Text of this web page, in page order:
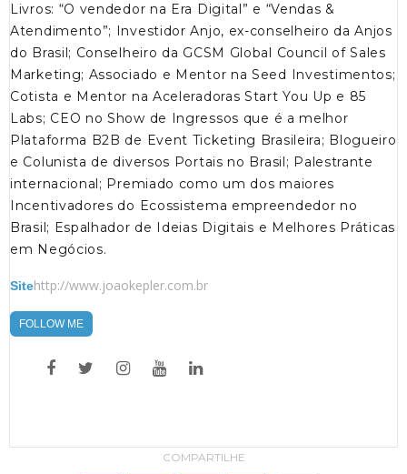
Livros: “O vendedor na Era Digital” e “Vendas &
Atendimento”; Investidor Anjo, ex-conselheiro da Anjos
do Brasil; Conselheiro da GCSM Global Council of Sales
Marketing; Associado e Mentor na Seed Investimentos;
Cotista e Mentor na Aceleradoras Start You Up e 85
Labs; CEO no Show de Ingressos que é a melhor
Plataforma B2B de Event Ticketing Brasileira; Blogueiro
e Colunista de diversos Portais no Brasil; Palestrante
internacional; Premiado como um dos maiores
Incentivadores do Ecossistema empreendedor no
Brasil; Espalhador de Ideias Digitais e Melhores Práticas
em Negócios.
Sitehttp://www.joaokepler.com.br
FOLLOW ME
COMPARTILHE